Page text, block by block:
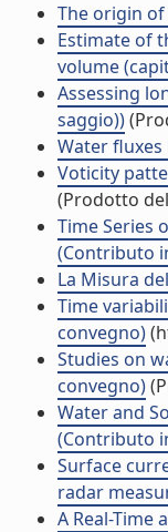
The origin
Estimate of
volume
Assessing
saggio))
Water
Voticity
(Prodotto
Time Series
(Contributo
La Misura
Time
convegno)
Studies on
convegno)
Water and
(Contributo
Surface
radar
A Real-Time